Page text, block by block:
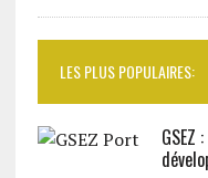
LES PLUS POPULAIRES: